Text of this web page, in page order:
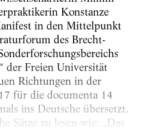
Konstanze
in den Mittelpunkt
des Brecht-
der Freien Universität
Richtungen in der
für die documenta 14
ins Deutsche übersetzt.
Sätze zu lesen wie: „Das